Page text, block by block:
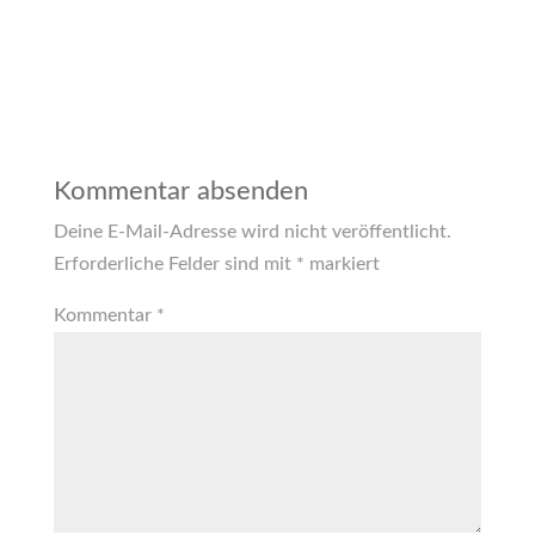
Kommentar absenden
Deine E-Mail-Adresse wird nicht veröffentlicht.
Erforderliche Felder sind mit * markiert
Kommentar *